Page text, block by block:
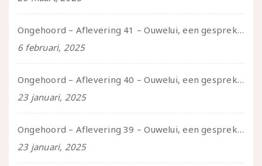
Ongehoord – Aflevering 41 – Ouwelui, een gesprek met Marcelle over polyamorie op latere leeftijd, (mantel)zorg voor je partners en seksueel plezier.
6 februari, 2025
Ongehoord – Aflevering 40 – Ouwelui, een gesprek met Sadie Lune over vormende relaties en de geschiedenis van de queer pornobeweging
23 januari, 2025
Ongehoord – Aflevering 39 – Ouwelui, een gesprek met Pepijn en Ivo over hun regenbooggezin, eigenzinnig ouder worden en Cruise Control
23 januari, 2025